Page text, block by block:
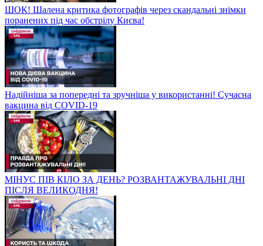
ШОК! Шалена критика фотографів через скандальні знімки
поранених під час обстрілу Києва!
Надійніша за попередні та зручніша у використанні! Сучасна
вакцина від COVID-19
МІНУС ПІВ КІЛО ЗА ДЕНЬ? РОЗВАНТАЖУВАЛЬНІ ДНІ
ПІСЛЯ ВЕЛИКОДНЯ!